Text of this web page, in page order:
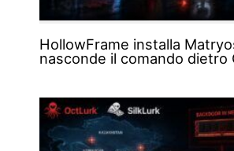
HollowFrame installa
nasconde il comando dietro